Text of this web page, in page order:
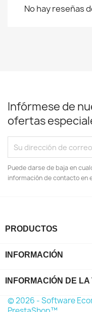
No hay reseñas
Infórmese de
ofertas
Puede darse de baja en
información de contacto en
PRODUCTOS
INFORMACIÓN
INFORMACIÓN DE
© 2026 - Software